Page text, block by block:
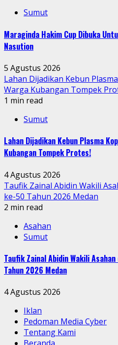
Sumut
Maraginda Hakim Cup Dibuka
Nasution
5 Agustus 2026
Lahan Dijadikan Kebun
Warga Kubangan Tompek
1 min read
Sumut
Lahan Dijadikan Kebun Plasma
Kubangan Tompek Protes!
4 Agustus 2026
Taufik Zainal Abidin Wakili
ke-50 Tahun 2026 Medan
2 min read
Asahan
Sumut
Taufik Zainal Abidin Wakili
Tahun 2026 Medan
4 Agustus 2026
Iklan
Pedoman Media Cyber
Tentang Kami